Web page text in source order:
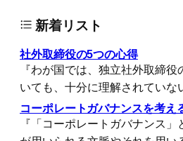
新着リスト
社外取締役の5つの心得
『わが国では、独立社外取締
いても、十分に理解されていな
コーポレートガバナンスを考え
『「コーポレートガバナンス